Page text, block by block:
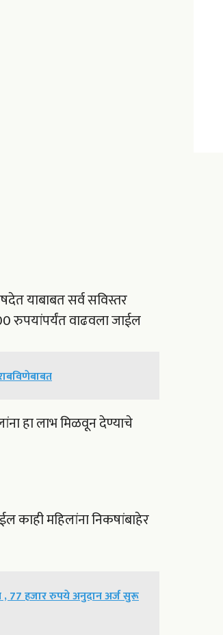
याबाबत सर्व सविस्तर
रुपयांपर्यंत वाढवला जाईल
हा लाभ मिळवून देण्याचे
काही महिलांना निकषांबाहेर
, 77 हजार रुपये अनुदान अर्ज सुरू